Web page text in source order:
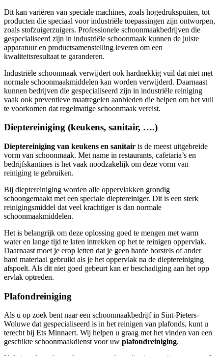
Dit kan variëren van speciale machines, zoals hogedrukspuiten, tot
producten die speciaal voor industriële toepassingen zijn ontworpen,
zoals stofzuigerzuigers. Professionele schoonmaakbedrijven die
gespecialiseerd zijn in industriële schoonmaak kunnen de juiste
apparatuur en productsamenstelling leveren om een ​​
kwaliteitsresultaat te garanderen.
Industriële schoonmaak verwijdert ook hardnekkig vuil dat niet met
normale schoonmaakmiddelen kan worden verwijderd. Daarnaast
kunnen bedrijven die gespecialiseerd zijn in industriële reiniging
vaak ook preventieve maatregelen aanbieden die helpen om het vuil
te voorkomen dat regelmatige schoonmaak vereist.
Dieptereiniging (keukens, sanitair, ….)
Dieptereiniging van keukens en sanitair is de meest uitgebreide
vorm van schoonmaak. Met name in restaurants, cafetaria’s en
bedrijfskantines is het vaak noodzakelijk om deze vorm van
reiniging te gebruiken.
Bij dieptereiniging worden alle oppervlakken grondig
schoongemaakt met een speciale dieptereiniger. Dit is een sterk
reinigingsmiddel dat veel krachtiger is dan normale
schoonmaakmiddelen.
Het is belangrijk om deze oplossing goed te mengen met warm
water en lange tijd te laten intrekken op het te reinigen oppervlak.
Daarnaast moet je erop letten dat je geen harde borstels of ander
hard materiaal gebruikt als je het oppervlak na de dieptereiniging
afspoelt. Als dit niet goed gebeurt kan er beschadiging aan het opp
ervlak optreden.
Plafondreiniging
Als u op zoek bent naar een schoonmaakbedrijf in Sint-Pieters-
Woluwe dat gespecialiseerd is in het reinigen van plafonds, kunt u
terecht bij Ets Minnaert. Wij helpen u graag met het vinden van een
geschikte schoonmaakdienst voor uw plafondreiniging.